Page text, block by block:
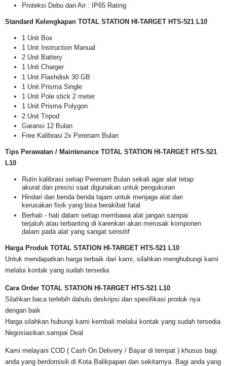
Proteksi Debu dan Air : IP65 Rating
Standard Kelengkapan TOTAL STATION HI-TARGET HTS-521 L10
1 Unit Box
1 Unit Instruction Manual
2 Unit Battery
1 Unit Charger
1 Unit Flashdisk 30 GB
1 Unit Prisma Single
1 Unit Pole stick 2 meter
1 Unit Prisma Polygon
2 Unit Tripod
Garansi 12 Bulan
Free Kalibrasi 2x Perenam Bulan
Tips Perawatan / Maintenance TOTAL STATION HI-TARGET HTS-521
L10
Rutin kalibrasi setiap Perenam Bulan sekali agar alat tetap
akurat dan presisi saat digunakan untuk pengukuran
Hindari dari benda benda tajam untuk menjaga alat dari
kerusakan fisik yang bisa berakibat fatal
Berhati - hati dalam setiap membawa alat jangan sampai
terjatuh atau terbanting di karenkan akan merusak komponen
dalam pada alat yang sangat sensitif
Harga Produk TOTAL STATION HI-TARGET HTS-521 L10
Untuk mendapatkan harga terbaik dari kami, silahkan menghubungi kami
melalui kontak yang sudah tersedia
Cara Order TOTAL STATION HI-TARGET HTS-521 L10
Silahkan baca terlebih dahulu deskripsi dan spesifikasi produk nya
dengan baik
Harga silahkan hubungi kami kembali melalui kontak yang sudah tersedia
Negosiasikan sampai Deal
Kami melayani COD ( Cash On Delivery / Bayar di tempat ) khusus bagi
anda yang berdomisili di Kota Balikpapan dan sekitarnya. Bagi anda yang